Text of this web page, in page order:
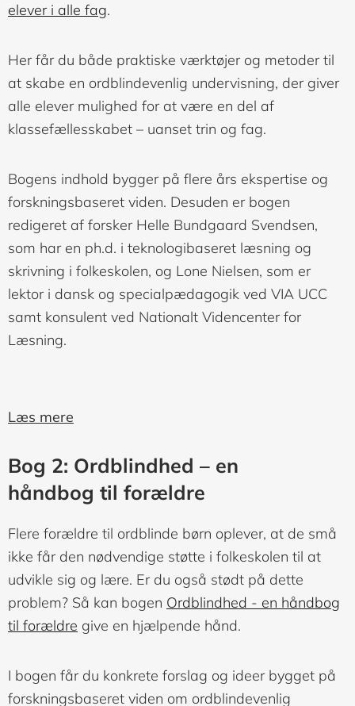
elever i alle fag.
Her får du både praktiske værktøjer og metoder til
at skabe en ordblindevenlig undervisning, der giver
alle elever mulighed for at være en del af
klassefællesskabet – uanset trin og fag.
Bogens indhold bygger på flere års ekspertise og
forskningsbaseret viden. Desuden er bogen
redigeret af forsker Helle Bundgaard Svendsen,
som har en ph.d. i teknologibaseret læsning og
skrivning i folkeskolen, og Lone Nielsen, som er
lektor i dansk og specialpædagogik ved VIA UCC
samt konsulent ved Nationalt Videncenter for
Læsning.
Læs mere
Bog 2: Ordblindhed – en
håndbog til forældre
Flere forældre til ordblinde børn oplever, at de små
ikke får den nødvendige støtte i folkeskolen til at
udvikle sig og lære. Er du også stødt på dette
problem? Så kan bogen Ordblindhed - en håndbog
til forældre give en hjælpende hånd.
I bogen får du konkrete forslag og ideer bygget på
forskningsbaseret viden om ordblindevenlig